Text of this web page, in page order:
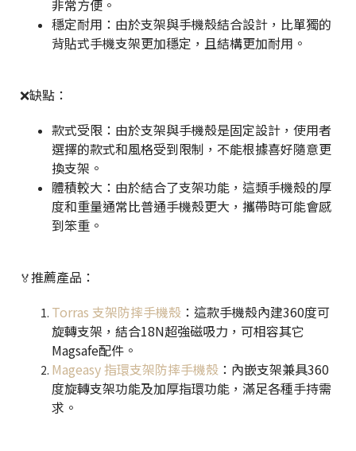
非常方便。
穩定耐用：由於支架與手機殼結合設計，比單獨的
背貼式手機支架更加穩定，且結構更加耐用。
❌缺點：
款式受限：由於支架與手機殼是固定設計，使用者
選擇的款式和風格受到限制，不能根據喜好隨意更
換支架。
體積較大：由於結合了支架功能，這類手機殼的厚
度和重量通常比普通手機殼更大，攜帶時可能會感
到笨重。
🏅推薦產品：
Torras 支架防摔手機殼 ：這款手機殼內建360度可
旋轉支架，結合18N超強磁吸力，可相容其它
Magsafe配件。
Mageasy 指環支架防摔手機殼 ：內嵌支架兼具360
度旋轉支架功能及加厚指環功能，滿足各種手持需
求。